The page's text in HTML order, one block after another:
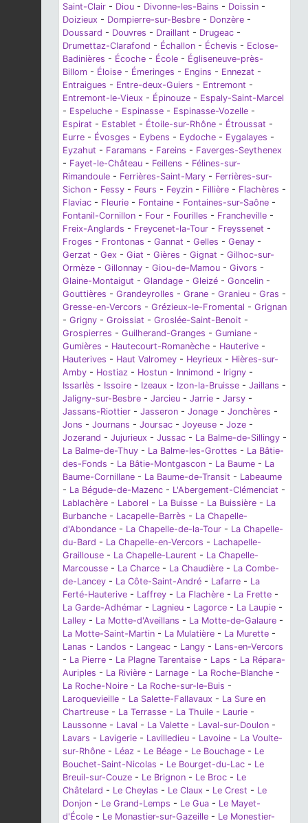
Saint-Clair - Diou - Divonne-les-Bains - Doissin -
Doizieux - Dompierre-sur-Besbre - Donzère -
Doussard - Douvres - Draillant - Drugeac -
Drumettaz-Clarafond - Échallon - Échevis - Eclose-
Badinières - Écoche - École - Égliseneuve-près-
Billom - Éloise - Émeringes - Engins - Ennezat -
Entraigues - Entre-deux-Guiers - Entremont -
Entremont-le-Vieux - Épinouze - Espaly-Saint-Marcel
- Espeluche - Espinasse - Espinasse-Vozelle -
Espirat - Establet - Étoile-sur-Rhône - Étroussat -
Eurre - Évosges - Eybens - Eydoche - Eygalayes -
Eyzahut - Faramans - Fareins - Faverges-Seythenex
- Fayet-le-Château - Feillens - Félines-sur-
Rimandoule - Ferrières-Saint-Mary - Ferrières-sur-
Sichon - Fessy - Feurs - Feyzin - Fillière - Flachères -
Flaviac - Fleurie - Fontaine - Fontaines-sur-Saône -
Fontanil-Cornillon - Four - Fourilles - Francheville -
Freix-Anglards - Freycenet-la-Tour - Freyssenet -
Froges - Frontonas - Gannat - Gelles - Genay -
Gerzat - Gex - Giat - Gières - Gignat - Gilhoc-sur-
Ormèze - Gillonnay - Giou-de-Mamou - Givors -
Glaine-Montaigut - Glandage - Gleizé - Goncelin -
Gouttières - Grandeyrolles - Grane - Granieu - Gras -
Gresse-en-Vercors - Grézieux-le-Fromental - Grignan
- Grigny - Groissiat - Groslée-Saint-Benoit -
Grospierres - Guilherand-Granges - Gumiane -
Gumières - Hautecourt-Romanèche - Hauterive -
Hauterives - Haut Valromey - Heyrieux - Hières-sur-
Amby - Hostiaz - Hostun - Innimond - Irigny -
Issarlès - Issoire - Izeaux - Izon-la-Bruisse - Jaillans -
Jaligny-sur-Besbre - Jarcieu - Jarrie - Jarsy -
Jassans-Riottier - Jasseron - Jonage - Jonchères -
Jons - Journans - Joursac - Joyeuse - Joze -
Jozerand - Jujurieux - Jussac - La Balme-de-Sillingy -
La Balme-de-Thuy - La Balme-les-Grottes - La Bâtie-
des-Fonds - La Bâtie-Montgascon - La Baume - La
Baume-Cornillane - La Baume-de-Transit - Labeaume
- La Bégude-de-Mazenc - L'Abergement-Clémenciat -
Lablachère - Laborel - La Buisse - La Buissière - La
Burbanche - Lacapelle-Barrès - La Chapelle-
d'Abondance - La Chapelle-de-la-Tour - La Chapelle-
du-Bard - La Chapelle-en-Vercors - Lachapelle-
Graillouse - La Chapelle-Laurent - La Chapelle-
Marcousse - La Charce - La Chaudière - La Combe-
de-Lancey - La Côte-Saint-André - Lafarre - La
Ferté-Hauterive - Laffrey - La Flachère - La Frette -
La Garde-Adhémar - Lagnieu - Lagorce - La Laupie -
Lalley - La Motte-d'Aveillans - La Motte-de-Galaure -
La Motte-Saint-Martin - La Mulatière - La Murette -
Lanas - Landos - Langeac - Langy - Lans-en-Vercors
- La Pierre - La Plagne Tarentaise - Laps - La Répara-
Auriples - La Rivière - Larnage - La Roche-Blanche -
La Roche-Noire - La Roche-sur-le-Buis -
Laroquevieille - La Salette-Fallavaux - La Sure en
Chartreuse - La Terrasse - La Thuile - Laurie -
Laussonne - Laval - La Valette - Laval-sur-Doulon -
Lavars - Lavigerie - Lavilledieu - Lavoine - La Voulte-
sur-Rhône - Léaz - Le Béage - Le Bouchage - Le
Bouchet-Saint-Nicolas - Le Bourget-du-Lac - Le
Breuil-sur-Couze - Le Brignon - Le Broc - Le
Châtelard - Le Cheylas - Le Claux - Le Crest - Le
Donjon - Le Grand-Lemps - Le Gua - Le Mayet-
d'École - Le Monastier-sur-Gazeille - Le Monestier-